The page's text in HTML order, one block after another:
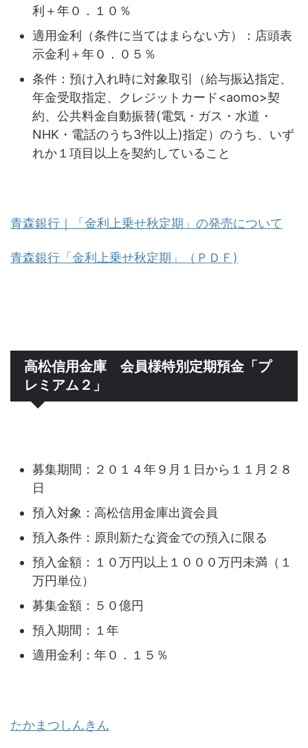
利＋年０．１０％
適用金利（条件に当てはまらない方）：店頭表
示金利＋年０．０５％
条件：預け入れ時に対象取引（給与振込指定、
年金受取指定、クレジットカード<aomo>契
約、公共料金自動振替(電気・ガス・水道・
NHK・電話のうち3件以上)指定）のうち、いず
れか１項目以上を契約していること
青森銀行｜「金利上乗せ秋定期」の発売について
青森銀行「金利上乗せ秋定期」（ＰＤＦ)
高松信用金庫 会員様特別定期預金「プ
レミアム２」
募集期間：２０１４年９月１日から１１月２８
日
預入対象：高松信用金庫出資会員
預入条件：原則新たな資金での預入に限る
預入金額：１０万円以上１０００万円未満（１
万円単位）
募集金額：５０億円
預入期間：１年
適用金利：年０．１５％
たかまつしんきん